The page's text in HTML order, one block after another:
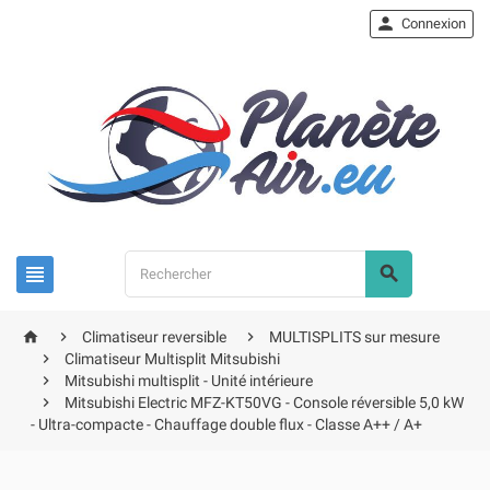
 
 Connexion
  Climatiseur reversible 
MULTISPLITS sur mesure

Climatiseur Multisplit Mitsubishi

Mitsubishi multisplit - Unité intérieure

Mitsubishi Electric MFZ-KT50VG - Console réversible 5,0 kW
- Ultra-compacte - Chauffage double flux - Classe A++ / A+